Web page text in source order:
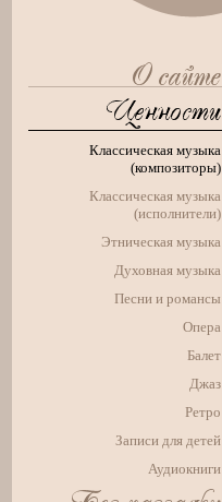
Классическая музыка
(композиторы)
Классическая музыка
(исполнители)
Этническая музыка
Духовная музыка
Песни и романсы
Опера
Балет
Джаз
Ретро
Записи для детей
Аудиокниги